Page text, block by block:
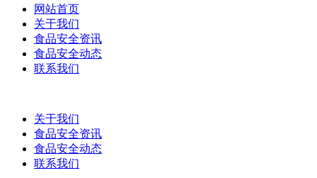
网站首页
关于我们
食品安全资讯
食品安全动态
联系我们
关于我们
食品安全资讯
食品安全动态
联系我们